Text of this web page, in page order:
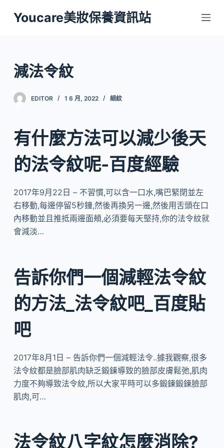
跳
至
內
容
Youcare美妝保養資訊站
減法令紋
EDITOR 1 6 月, 2022 細紋
有什麼方法可以減少後天
的法令紋呢-百度經驗
2017年9月22日 – 不習慣,可以含一口水,嘴巴緊閉並左
右移動,每邊停留5秒鐘,然後再換另一邊,然後用舌頭在口
內移動並且推抵兩邊面頰,必須要每天堅持,你的法令紋就
會減淡…
告訴你們一個減輕法令紋
的方法_法令紋吧_百度貼
吧
2017年8月1日 – 告訴你們一個減輕法令..據我觀察,很多
法令紋都是臉部肌肉缺乏鍛鍊導致的臉部皮膚鬆弛,肌肉
力度不夠導致法令紋,所以大家平時可以多鍛鍊鍛鍊臉部
肌肉,可…
法令紋八字紋怎麼消除?